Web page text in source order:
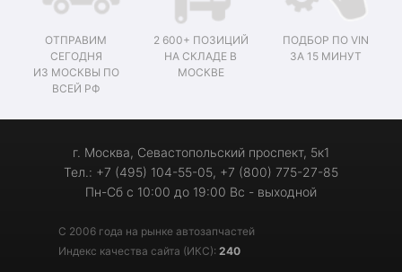
ОТПРАВИМ
СЕГОДНЯ
ИЗ МОСКВЫ ПО
ВСЕЙ РФ
2 600+ ПОЗИЦИЙ
НА СКЛАДЕ В
МОСКВЕ
ПОДБОР ПО VIN
ЗА 15 МИНУТ
г. Москва, Севастопольский проспект, 5к1
Тел.: +7 (495) 104-55-05, +7 (800) 775-27-85
Пн-Сб с 10:00 до 19:00 Вс - выходной
С 2006 года на рынке автозапчастей
Индекс качества сайта (ИКС): 240